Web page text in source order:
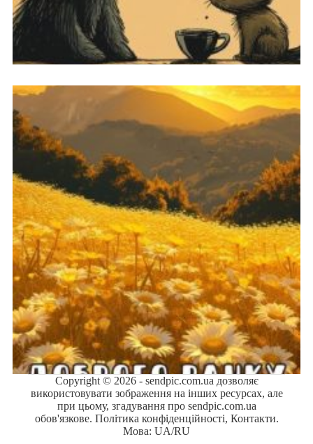
Copyright © 2026 - sendpic.com.ua дозволяє
використовувати зображення на інших ресурсах, але
при цьому, згадування про sendpic.com.ua
обов'язкове. Політика конфіденційності, Контакти.
Мова: UA/RU